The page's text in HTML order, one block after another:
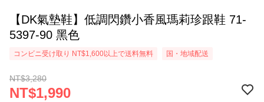
【DK氣墊鞋】低調閃鑽小香風瑪莉珍跟鞋 71-
5397-90 黑色
コンビニ受け取り NT$1,600以上で送料無料 国・地域配送
NT$3,280
NT$1,990